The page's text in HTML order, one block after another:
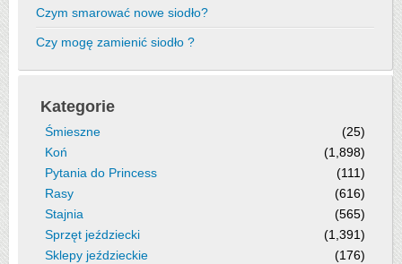
Czym smarować nowe siodło?
Czy mogę zamienić siodło ?
Kategorie
Śmieszne
(25)
Koń
(1,898)
Pytania do Princess
(111)
Rasy
(616)
Stajnia
(565)
Sprzęt jeździecki
(1,391)
Sklepy jeździeckie
(176)